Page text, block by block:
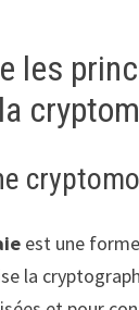
les
est une
la